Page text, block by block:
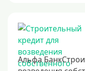
6 лет
8 лет
9 лет
Альфа